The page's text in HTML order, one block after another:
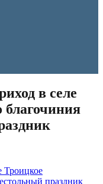
в селе
благочиния